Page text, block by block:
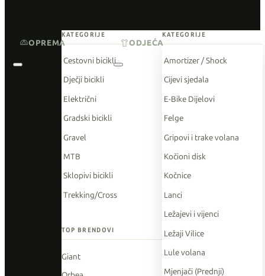
KATEGORIJE
Cestovni bicikli
Dječji bicikli
Električni
Gradski bicikli
Gravel
MTB
Sklopivi bicikli
Trekking/Cross
TOP BRENDOVI
Giant
KATEGORIJE
Amortizer / Shock
Cijevi sjedala
E-Bike Dijelovi
Felge
Gripovi i trake volana
Kočioni disk
Kočnice
Lanci
Ležajevi i vijenci
Ležaji Vilice
Lule volana
Mjenjači (Prednji)
OPREMA ODJEĆA